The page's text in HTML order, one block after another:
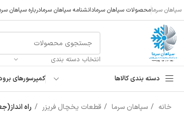
سپاهان سرمامحصولات سپاهان سرمادانشنامه سپاهان سرمادرباره سپاهان
انتخاب دسته بندی
دسته بندی کالاها کمپرسورهای
خانه سپاهان سرما قطعات یخچال فریزر راه انداز(جعبه